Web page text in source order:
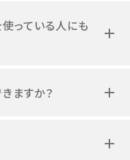
っている人にも
ますか？